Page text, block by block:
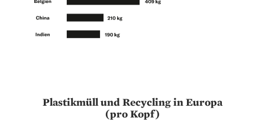
Plastikmüll und Recycling in Europa
(pro Kopf)